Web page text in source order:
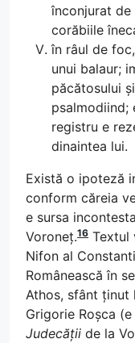
înconjurat de
corăbiile
în râul de
unui balaur;
păcătosului
psalmodiind;
registru e
dinaintea lui.
Există o ipoteză
conform căreia
e sursa
Voroneț.16 Textul
Nifon al
Românească în
Athos, sfânt
Grigorie Roșca
Judecății de la